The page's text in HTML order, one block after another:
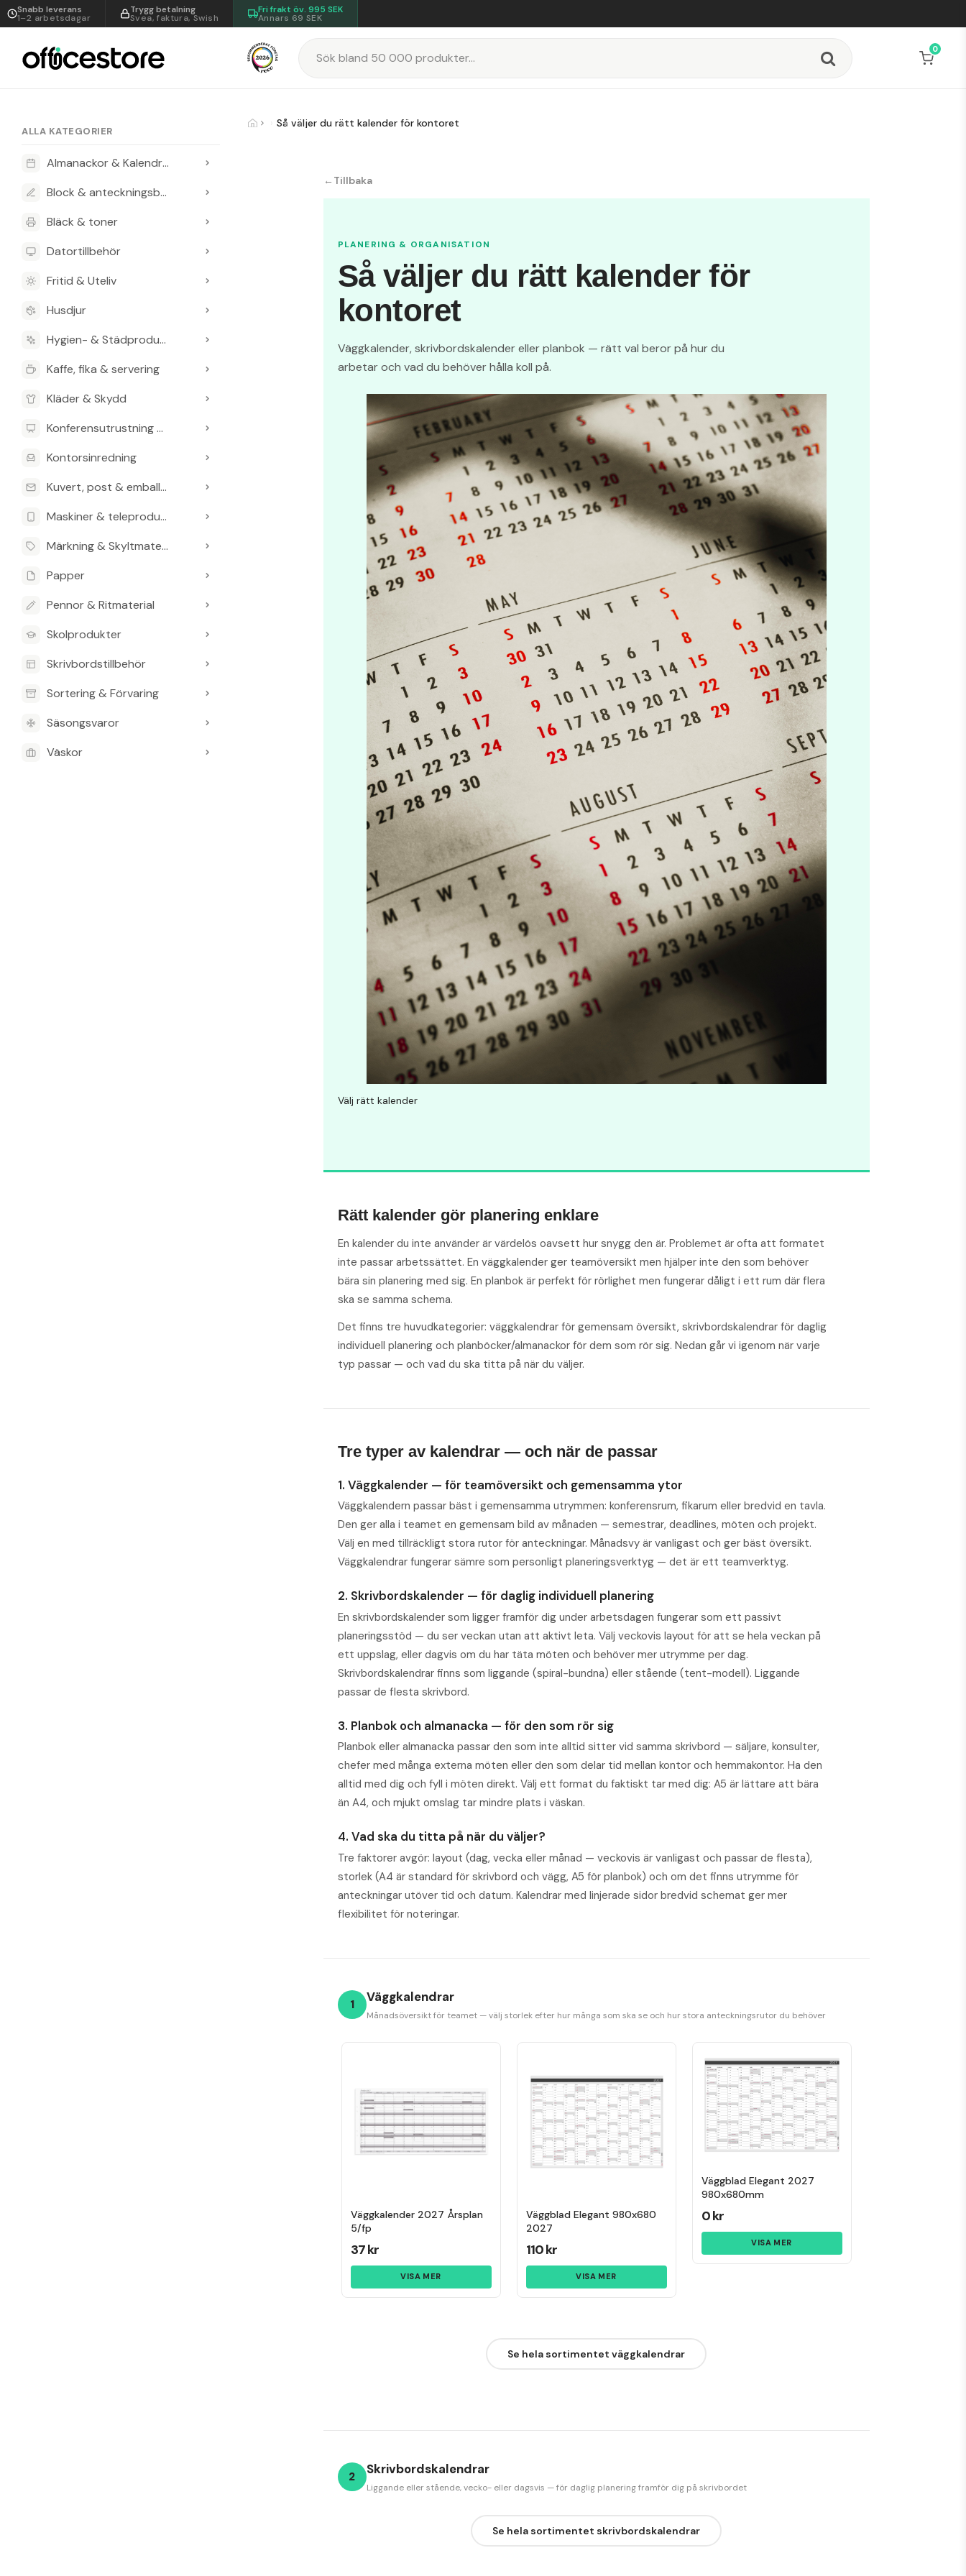
Snabb leverans
1–2 arbetsdagar
Trygg betalning
Svea, faktura, Swish
Fri frakt öv. 995 SEK
Annars 69 SEK
0
ALLA KATEGORIER
Almanackor & Kalendrar
Block & anteckningsböcker
Bläck & toner
Datortillbehör
Fritid & Uteliv
Husdjur
Hygien- & Städprodukter
Kaffe, fika & servering
Kläder & Skydd
Konferensutrustning & Presentationsutrustning
Kontorsinredning
Kuvert, post & emballage
Maskiner & teleprodukter
Märkning & Skyltmaterial
Papper
Pennor & Ritmaterial
Skolprodukter
Skrivbordstillbehör
Sortering & Förvaring
Säsongsvaror
Väskor
Så väljer du rätt kalender för kontoret
← Tillbaka
PLANERING & ORGANISATION
Så väljer du rätt kalender för
kontoret
Väggkalender, skrivbordskalender eller planbok — rätt val beror på hur du
arbetar och vad du behöver hålla koll på.
Välj rätt kalender
Rätt kalender gör planering enklare
En kalender du inte använder är värdelös oavsett hur snygg den är. Problemet är ofta att formatet
inte passar arbetssättet. En väggkalender ger teamöversikt men hjälper inte den som behöver
bära sin planering med sig. En planbok är perfekt för rörlighet men fungerar dåligt i ett rum där flera
ska se samma schema.
Det finns tre huvudkategorier: väggkalendrar för gemensam översikt, skrivbordskalendrar för daglig
individuell planering och planböcker/almanackor för dem som rör sig. Nedan går vi igenom när varje
typ passar — och vad du ska titta på när du väljer.
Tre typer av kalendrar — och när de passar
1. Väggkalender — för teamöversikt och gemensamma ytor
Väggkalendern passar bäst i gemensamma utrymmen: konferensrum, fikarum eller bredvid en tavla.
Den ger alla i teamet en gemensam bild av månaden — semestrar, deadlines, möten och projekt.
Välj en med tillräckligt stora rutor för anteckningar. Månadsvy är vanligast och ger bäst översikt.
Väggkalendrar fungerar sämre som personligt planeringsverktyg — det är ett teamverktyg.
2. Skrivbordskalender — för daglig individuell planering
En skrivbordskalender som ligger framför dig under arbetsdagen fungerar som ett passivt
planeringsstöd — du ser veckan utan att aktivt leta. Välj veckovis layout för att se hela veckan på
ett uppslag, eller dagvis om du har täta möten och behöver mer utrymme per dag.
Skrivbordskalendrar finns som liggande (spiral-bundna) eller stående (tent-modell). Liggande
passar de flesta skrivbord.
3. Planbok och almanacka — för den som rör sig
Planbok eller almanacka passar den som inte alltid sitter vid samma skrivbord — säljare, konsulter,
chefer med många externa möten eller den som delar tid mellan kontor och hemmakontor. Ha den
alltid med dig och fyll i möten direkt. Välj ett format du faktiskt tar med dig: A5 är lättare att bära
än A4, och mjukt omslag tar mindre plats i väskan.
4. Vad ska du titta på när du väljer?
Tre faktorer avgör: layout (dag, vecka eller månad — veckovis är vanligast och passar de flesta),
storlek (A4 är standard för skrivbord och vägg, A5 för planbok) och om det finns utrymme för
anteckningar utöver tid och datum. Kalendrar med linjerade sidor bredvid schemat ger mer
flexibilitet för noteringar.
1
Väggkalendrar
Månadsöversikt för teamet — välj storlek efter hur många som ska se och hur stora anteckningsrutor du behöver
Väggkalender 2027 Årsplan
5/fp
37 kr
VISA MER
Väggblad Elegant 980x680
2027
110 kr
VISA MER
Väggblad Elegant 2027
980x680mm
0 kr
VISA MER
Se hela sortimentet väggkalendrar
2
Skrivbordskalendrar
Liggande eller stående, vecko- eller dagsvis — för daglig planering framför dig på skrivbordet
Se hela sortimentet skrivbordskalendrar